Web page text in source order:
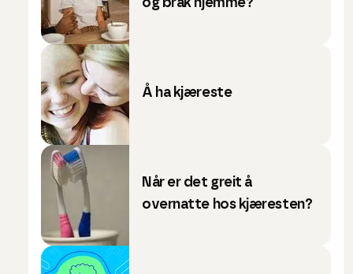
og bråk hjemme?
Å ha kjæreste
Når er det greit å
overnatte hos kjæresten?